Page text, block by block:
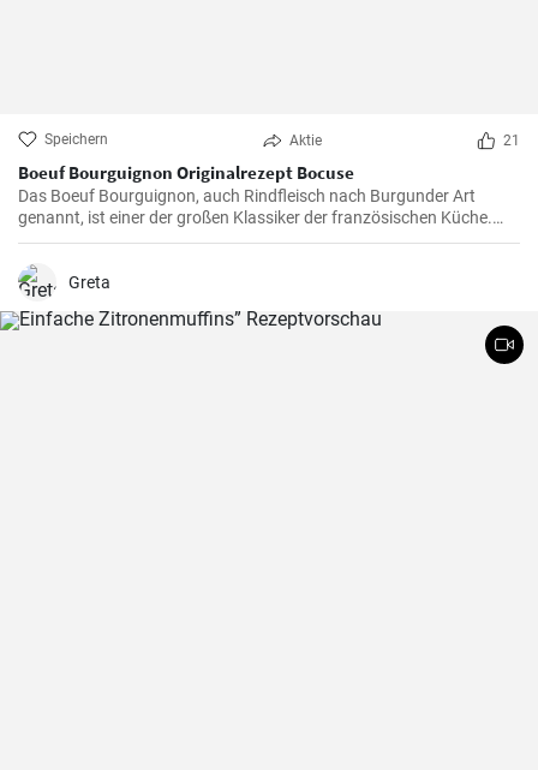
Speichern Aktie 21
Boeuf Bourguignon Originalrezept Bocuse
Das Boeuf Bourguignon, auch Rindfleisch nach Burgunder Art
genannt, ist einer der großen Klassiker der französischen Küche.
Das Rezept stammt aus dem Burgund, der Heimat des berühmten
gleichnamigen Rotweins, wo das Rindfleisch langsam gegart wird.
Greta